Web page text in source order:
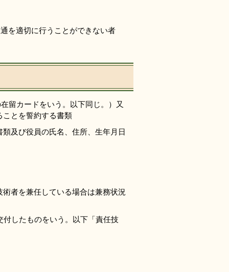
を適切に行うことができない者
留カードをいう。以下同じ。）又
ことを誓約する書類
及び役員の氏名、住所、生年月日
者を兼任している場合は兼務状況
したものをいう。以下「責任技